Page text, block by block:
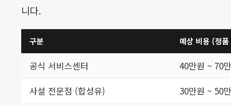
니다.
구분 예상 비용 (정
공식 서비스센터 40만원 ~ 70
사설 전문점 (합성유)
30만원 ~ 50